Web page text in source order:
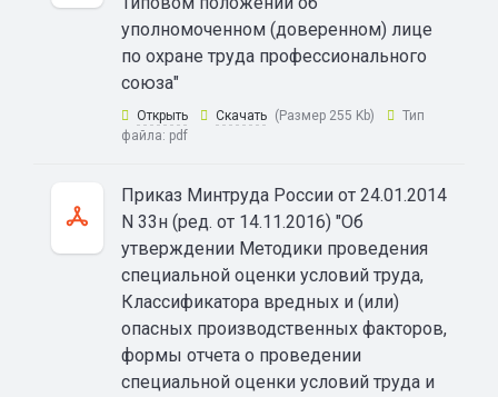
уполномоченном (доверенном) лице
по охране труда профессионального
союза"
Открыть Скачать (Размер 255 Kb)
Тип
файла: pdf
Приказ Минтруда России от 24.01.2014
N 33н (ред. от 14.11.2016) "Об
утверждении Методики проведения
специальной оценки условий труда,
Классификатора вредных и (или)
опасных производственных факторов,
формы отчета о проведении
специальной оценки условий труда и